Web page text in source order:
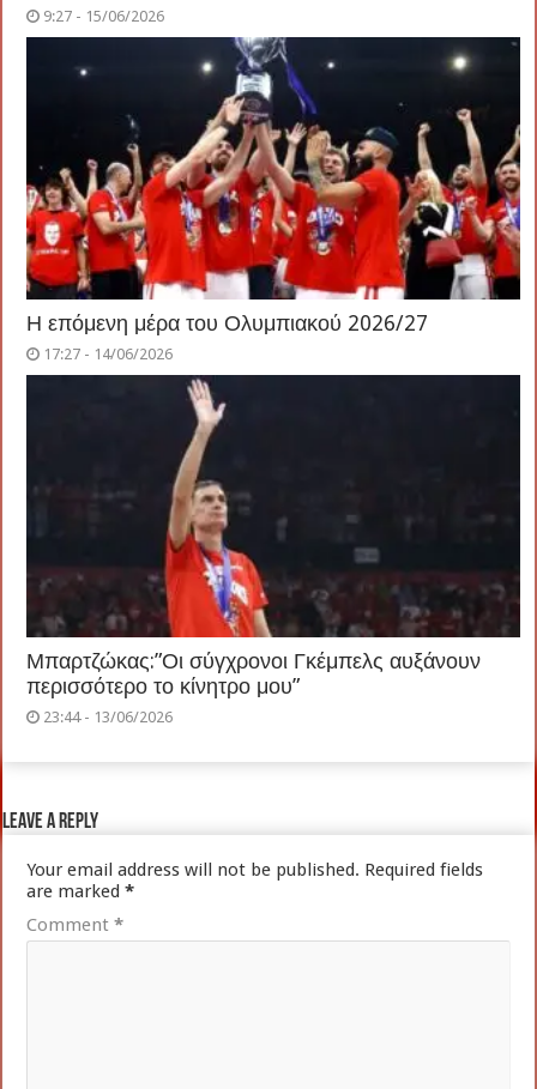
9:27 - 15/06/2026
Η επόμενη μέρα του Ολυμπιακού 2026/27
17:27 - 14/06/2026
Μπαρτζώκας:”Οι σύγχρονοι Γκέμπελς αυξάνουν
περισσότερο το κίνητρο μου”
23:44 - 13/06/2026
Leave a Reply
Your email address will not be published. Required fields
are marked*
Comment*